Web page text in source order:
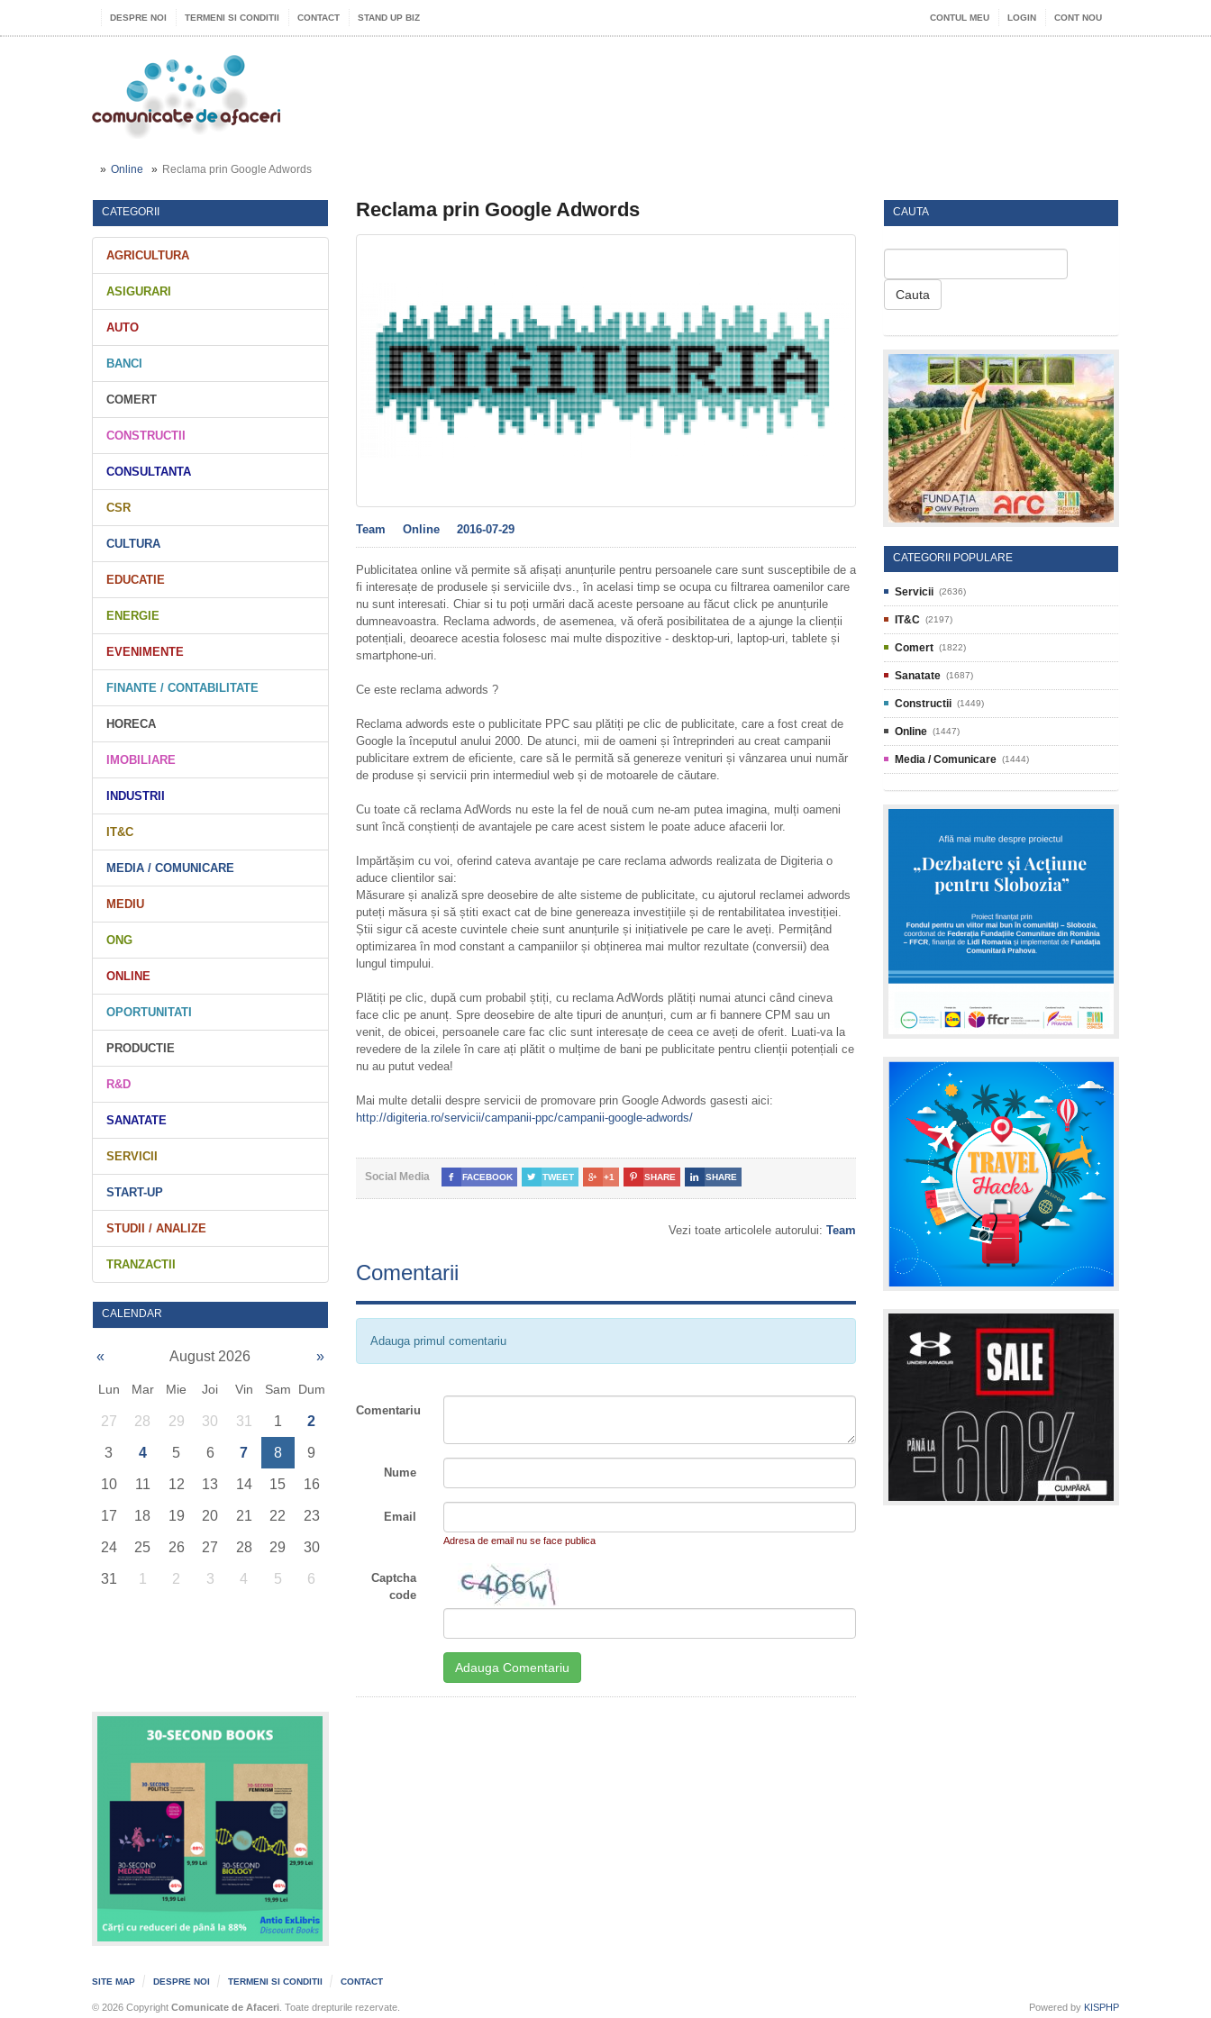
DESPRE NOI TERMENI SI CONDITII CONTACT STAND UP BIZ CONTUL MEU LOGIN CONT NOU
Online Reclama prin Google Adwords
CATEGORII
AGRICULTURA
ASIGURARI
AUTO
BANCI
COMERT
CONSTRUCTII
CONSULTANTA
CSR
CULTURA
EDUCATIE
ENERGIE
EVENIMENTE
FINANTE / CONTABILITATE
HORECA
IMOBILIARE
INDUSTRII
IT&C
MEDIA / COMUNICARE
MEDIU
ONG
ONLINE
OPORTUNITATI
PRODUCTIE
R&D
SANATATE
SERVICII
START-UP
STUDII / ANALIZE
TRANZACTII
CALENDAR
« August 2026 »
Lun Mar Mie Joi Vin Sam Dum
27 28 29 30 31 1 2
3 4 5 6 7 8 9
10 11 12 13 14 15 16
17 18 19 20 21 22 23
24 25 26 27 28 29 30
31 1 2 3 4 5 6
Reclama prin Google Adwords
Team Online 2016-07-29
Publicitatea online vă permite să afișați anunțurile pentru persoanele care sunt susceptibile de a
fi interesațe de produsele și serviciile dvs., în acelasi timp se ocupa cu filtrarea oamenilor care
nu sunt interesati. Chiar si tu poți urmări dacă aceste persoane au făcut click pe anunțurile
dumneavoastra. Reclama adwords, de asemenea, vă oferă posibilitatea de a ajunge la clienții
potențiali, deoarece acestia folosesc mai multe dispozitive - desktop-uri, laptop-uri, tablete și
smartphone-uri.
Ce este reclama adwords ?
Reclama adwords este o publicitate PPC sau plătiți pe clic de publicitate, care a fost creat de
Google la începutul anului 2000. De atunci, mii de oameni și întreprinderi au creat campanii
publicitare extrem de eficiente, care să le permită să genereze venituri și vânzarea unui număr
de produse și servicii prin intermediul web și de motoarele de căutare.
Cu toate că reclama AdWords nu este la fel de nouă cum ne-am putea imagina, mulți oameni
sunt încă conștienți de avantajele pe care acest sistem le poate aduce afacerii lor.
Impărtășim cu voi, oferind cateva avantaje pe care reclama adwords realizata de Digiteria o
aduce clientilor sai:
Măsurare și analiză spre deosebire de alte sisteme de publicitate, cu ajutorul reclamei adwords
puteți măsura și să știti exact cat de bine genereaza investițiile și de rentabilitatea investiției.
Știi sigur că aceste cuvintele cheie sunt anunțurile și inițiativele pe care le aveți. Permițând
optimizarea în mod constant a campaniilor și obținerea mai multor rezultate (conversii) dea
lungul timpului.
Plătiți pe clic, după cum probabil știți, cu reclama AdWords plătiți numai atunci când cineva
face clic pe anunț. Spre deosebire de alte tipuri de anunțuri, cum ar fi bannere CPM sau un
venit, de obicei, persoanele care fac clic sunt interesațe de ceea ce aveți de oferit. Luati-va la
revedere de la zilele în care ați plătit o mulțime de bani pe publicitate pentru clienții potențiali ce
nu au putut vedea!
Mai multe detalii despre servicii de promovare prin Google Adwords gasesti aici:
http://digiteria.ro/servicii/campanii-ppc/campanii-google-adwords/
Social Media  FACEBOOK  TWEET  +1  SHARE  SHARE
Vezi toate articolele autorului: Team
Comentarii
Adauga primul comentariu
Comentariu
Nume
Email
Adresa de email nu se face publica
Captcha
code
CAUTA
Cauta
CATEGORII POPULARE
Servicii (2636)
IT&C (2197)
Comert (1822)
Sanatate (1687)
Constructii (1449)
Online (1447)
Media / Comunicare (1444)
SITE MAP DESPRE NOI TERMENI SI CONDITII CONTACT
© 2026 Copyright Comunicate de Afaceri . Toate drepturile rezervate. Powered by KISPHP